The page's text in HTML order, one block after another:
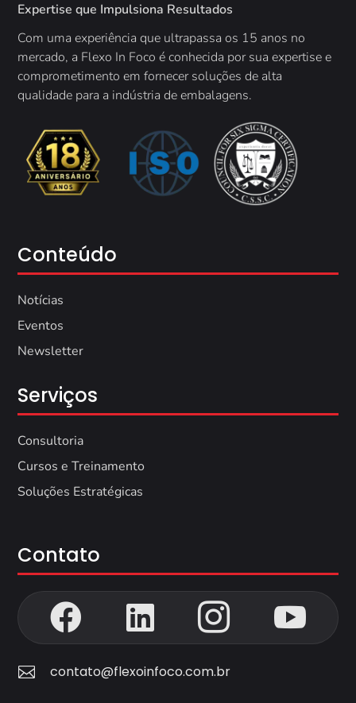
Expertise que Impulsiona Resultados
Com uma experiência que ultrapassa os 15 anos no
mercado, a Flexo In Foco é conhecida por sua expertise e
comprometimento em fornecer soluções de alta
qualidade para a indústria de embalagens.
Conteúdo
Notícias
Eventos
Newsletter
Serviços
Consultoria
Cursos e Treinamento
Soluções Estratégicas
Contato
   
 contato@flexoinfoco.com.br